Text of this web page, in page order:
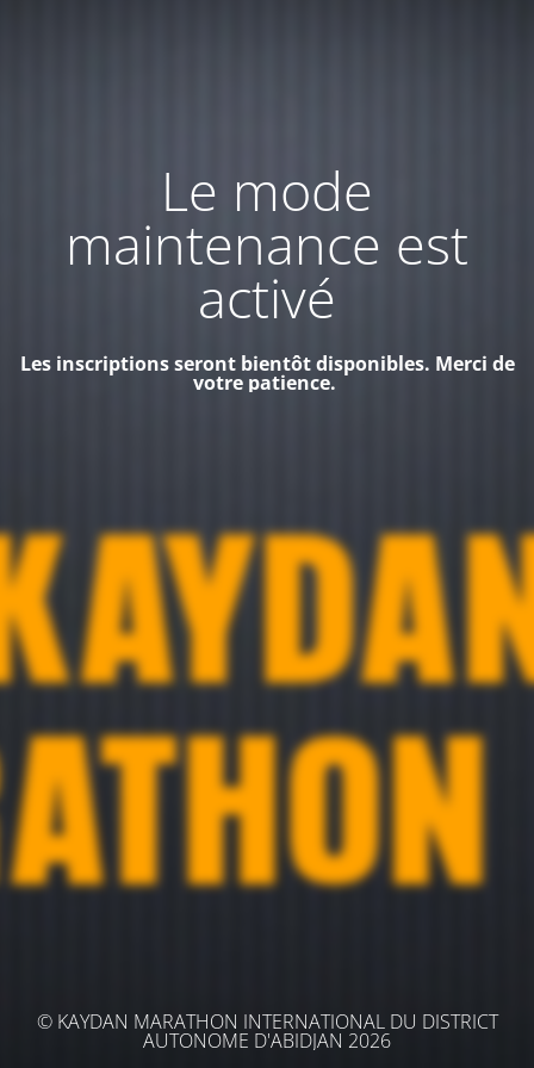
Le mode
maintenance est
activé
Les inscriptions seront bientôt disponibles. Merci de
votre patience.
© KAYDAN MARATHON INTERNATIONAL DU DISTRICT
AUTONOME D'ABIDJAN 2026